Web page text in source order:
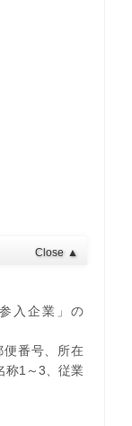
Close ▲
入企業」の
番号、所在
称1～3、従業